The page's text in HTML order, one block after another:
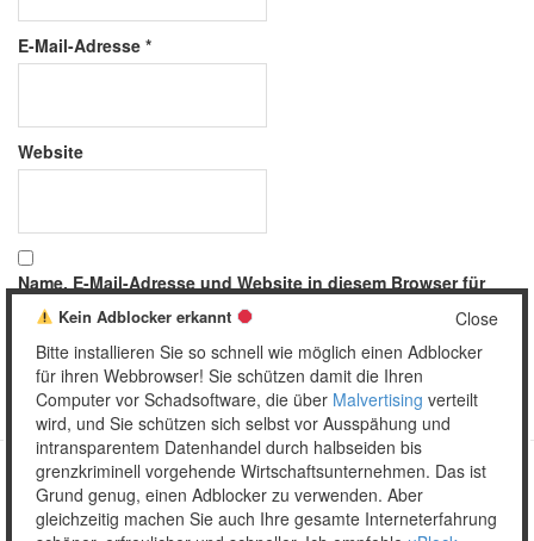
E-Mail-Adresse *
Website
Name, E-Mail-Adresse und Website in diesem Browser für
meinen nächsten Kommentar speichern.
Copyright © 2026 Unser täglich Spam.
MobileWordPress Theme by themehall.com
Close
Kein Adblocker erkannt
Bitte installieren Sie so schnell wie möglich einen Adblocker
für ihren Webbrowser! Sie schützen damit die Ihren
Computer vor Schadsoftware, die über Malvertising verteilt
wird, und Sie schützen sich selbst vor Ausspähung und
intransparentem Datenhandel durch halbseiden bis
grenzkriminell vorgehende Wirtschaftsunternehmen. Das ist
Grund genug, einen Adblocker zu verwenden. Aber
gleichzeitig machen Sie auch Ihre gesamte Interneterfahrung